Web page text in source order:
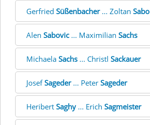
Gerfried Süßenbacher... Zoltan Sabo
Alen Sabovic... Maximilian Sachs
Michaela Sachs ... Christl Sackauer
JosefSageder... Peter Sageder
Heribert Saghy... Erich Sagmeister